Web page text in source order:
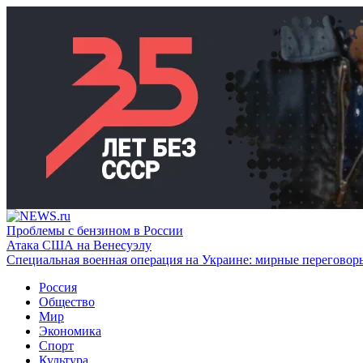
Проблемы с бензином в России
Атака США на Венесуэлу
Специальная военная операция на Украине: мирные
Россия
Общество
Мир
Экономика
Спорт
Культура